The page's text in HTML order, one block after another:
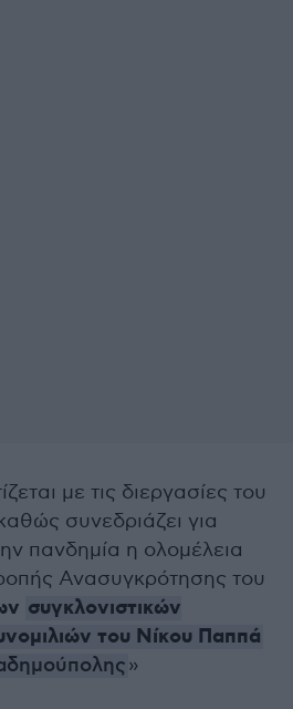
με τις διεργασίες του
συνεδριάζει για
πανδημία η ολομέλεια
Ανασυγκρότησης του
συγκλονιστικών
του Νίκου Παππά
»